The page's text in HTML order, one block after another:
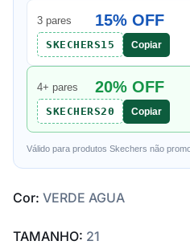
3 pares 15% OFF
SKECHERS15 Copiar
4+ pares 20% OFF
SKECHERS20 Copiar
Válido para produtos Skechers não
Cor: VERDE AGUA
TAMANHO: 21